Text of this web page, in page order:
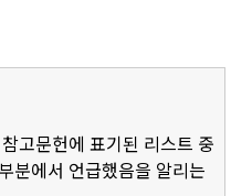
고문헌에 표기된 리스트 중
분에서 언급했음을 알리는